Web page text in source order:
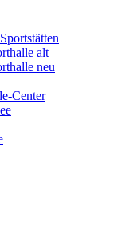
alt
neu
Center